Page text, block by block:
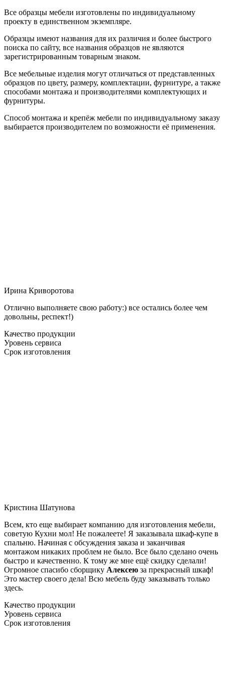
Все образцы мебели изготовлены по индивидуальному
проекту в единственном экземпляре.
Образцы имеют названия для их различия и более быстрого
поиска по сайту, все названия образцов не являются
зарегистрированным товарным знаком.
Все мебельные изделия могут отличаться от представленных
образцов по цвету, размеру, комплектации, фурнитуре, а также
способами монтажа и производителями комплектующих и
фурнитуры.
Способ монтажа и крепёж мебели по индивидуальному заказу
выбирается производителем по возможности её применения.
Ирина Криворотова
Отлично выполняете свою работу:) все остались более чем
довольны, респект!)
Качество продукции
Уровень сервиса
Срок изготовления
Кристина Шатунова
Всем, кто еще выбирает компанию для изготовления мебели,
советую Кухни мол! Не пожалеете! Я заказывала шкаф-купе в
спальню. Начиная с обсуждения заказа и заканчивая
монтажом никаких проблем не было. Все было сделано очень
быстро и качественно. К тому же мне ещё скидку сделали!
Огромное спасибо сборщику Алексею за прекрасный шкаф!
Это мастер своего дела! Всю мебель буду заказывать только
здесь.
Качество продукции
Уровень сервиса
Срок изготовления